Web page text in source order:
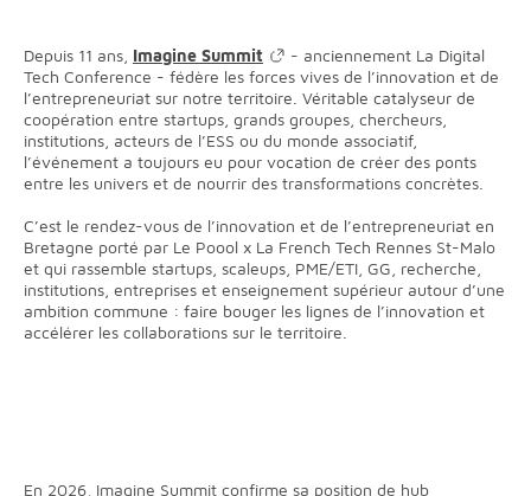
Depuis 11 ans, Imagine Summit
- anciennement La Digital
Tech Conference - fédère les forces vives de l’innovation et de
l’entrepreneuriat sur notre territoire. Véritable catalyseur de
coopération entre startups, grands groupes, chercheurs,
institutions, acteurs de l’ESS ou du monde associatif,
l’événement a toujours eu pour vocation de créer des ponts
entre les univers et de nourrir des transformations concrètes.
C’est le rendez-vous de l’innovation et de l’entrepreneuriat en
Bretagne porté par Le Poool x La French Tech Rennes St-Malo
et qui rassemble startups, scaleups, PME/ETI, GG, recherche,
institutions, entreprises et enseignement supérieur autour d’une
ambition commune : faire bouger les lignes de l’innovation et
accélérer les collaborations sur le territoire.
En 2026, Imagine Summit confirme sa position de hub